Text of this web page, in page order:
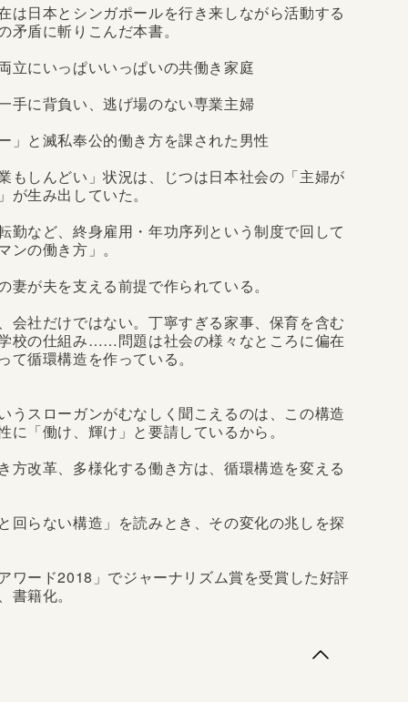
は日本とシンガポールを行き来しながら活動する
盾に斬りこんだ本書。
立にいっぱいいっぱいの共働き家庭
手に背負い、逃げ場のない専業主婦
」と滅私奉公的働き方を課された男性
もしんどい」状況は、じつは日本社会の「主婦が
が生み出していた。
勤など、終身雇用・年功序列という制度で回して
ンの働き方」。
妻が夫を支える前提で作られている。
会社だけではない。丁寧すぎる家事、保育を含む
校の仕組み……問題は社会の様々なところに偏在
て循環構造を作っている。
うスローガンがむなしく聞こえるのは、この構造
に「働け、輝け」と要請しているから。
方改革、多様化する働き方は、循環構造を変える
回らない構造」を読みとき、その変化の兆しを探
ワード2018」でジャーナリズム賞を受賞した好評
籍化。